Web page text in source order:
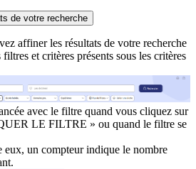
de votre recherche
affiner les résultats de votre recherche
et critères présents sous les critères
avec le filtre quand vous cliquez sur
LE FILTRE » ou quand le filtre se
eux, un compteur indique le nombre